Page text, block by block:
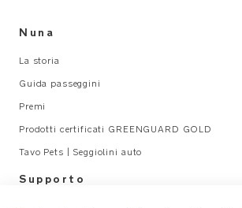
Nuna
La storia
Guida passeggini
Premi
Prodotti certificati GREENGUARD GOLD
Tavo Pets | Seggiolini auto
Supporto